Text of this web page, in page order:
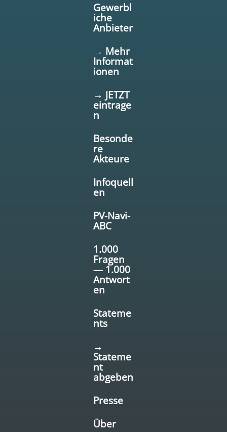
Gewerbl
iche
Anbieter
→ Mehr
Informat
ionen
→ JETZT
eintrage
n
Besonde
re
Akteure
Infoquell
en
PV-Navi-
ABC
1.000
Fragen
— 1.000
Antwort
en
Stateme
nts
→
Stateme
nt
abgeben
Presse
Über